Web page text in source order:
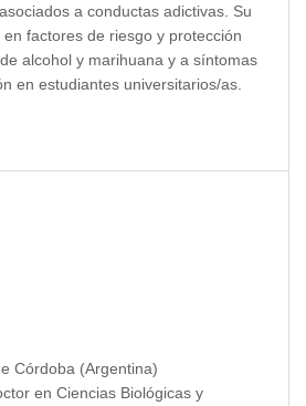
a conductas adictivas. Su
factores de riesgo y protección
alcohol y marihuana y a síntomas
en estudiantes universitarios/as.
Córdoba (Argentina)
en Ciencias Biológicas y